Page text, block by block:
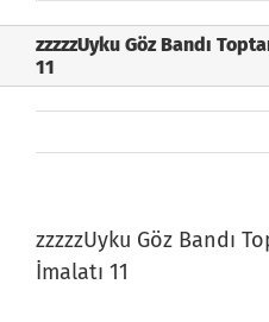
zzzzzUyku Göz Bandı
11
zzzzzUyku Göz Bandı
İmalatı 11